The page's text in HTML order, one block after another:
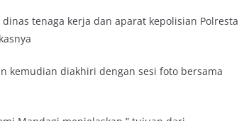
tenaga kerja dan aparat kepolisian Polresta
kemudian diakhiri dengan sesi foto bersama